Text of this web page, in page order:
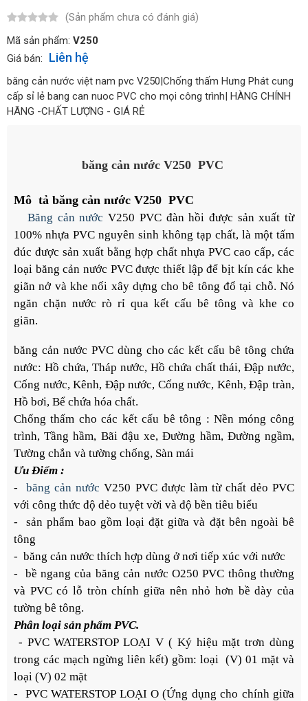
(Sản phẩm chưa có đánh giá)
Mã sản phẩm: V250
Giá bán:
Liên hệ
băng cản nước việt nam pvc V250|Chống thấm Hưng Phát cung
cấp sỉ lẻ bang can nuoc PVC cho mọi công trình| HÀNG CHÍNH
HÃNG -CHẤT LƯỢNG - GIÁ RẺ
băng cản nước V250 PVC
Mô tả băng cản nước V250 PVC
Băng cản nước V250 PVC đàn hồi được sản xuất từ
100% nhựa PVC nguyên sinh không tạp chất, là một tấm
đúc được sản xuất bằng hợp chất nhựa PVC cao cấp, các
loại băng cản nước PVC được thiết lập để bịt kín các khe
giãn nở và khe nối xây dựng cho bê tông đổ tại chỗ. Nó
ngăn chặn nước rò rỉ qua kết cấu bê tông và khe co
giãn.
băng cản nước PVC dùng cho các kết cấu bê tông chứa
nước: Hồ chứa, Tháp nước, Hồ chứa chất thái, Đập nước,
Cống nước, Kênh, Đập nước, Cống nước, Kênh, Đập tràn,
Hồ bơi, Bể chứa hóa chất.
Chống thấm cho các kết cấu bê tông : Nền móng công
trình, Tầng hầm, Bãi đậu xe, Đường hầm, Đường ngầm,
Tường chắn và tường chống, Sàn mái
Ưu Điểm :
-băng cản nước V250 PVC được làm từ chất dẻo PVC
với công thức độ dẻo tuyệt vời và độ bền tiêu biểu
- sản phẩm bao gồm loại đặt giữa và đặt bên ngoài bê
tông
- băng cản nước thích hợp dùng ở nơi tiếp xúc với nước
- bề ngang của băng cản nước O250 PVC thông thường
và PVC có lỗ tròn chính giữa nên nhỏ hơn bề dày của
tường bê tông.
Phân loại sản phẩm PVC.
- PVC WATERSTOP LOẠI V ( Ký hiệu mặt trơn dùng
trong các mạch ngừng liên kết) gồm: loại (V) 01 mặt và
loại (V) 02 mặt
- PVC WATERSTOP LOẠI O (Ứng dụng cho chính giữa